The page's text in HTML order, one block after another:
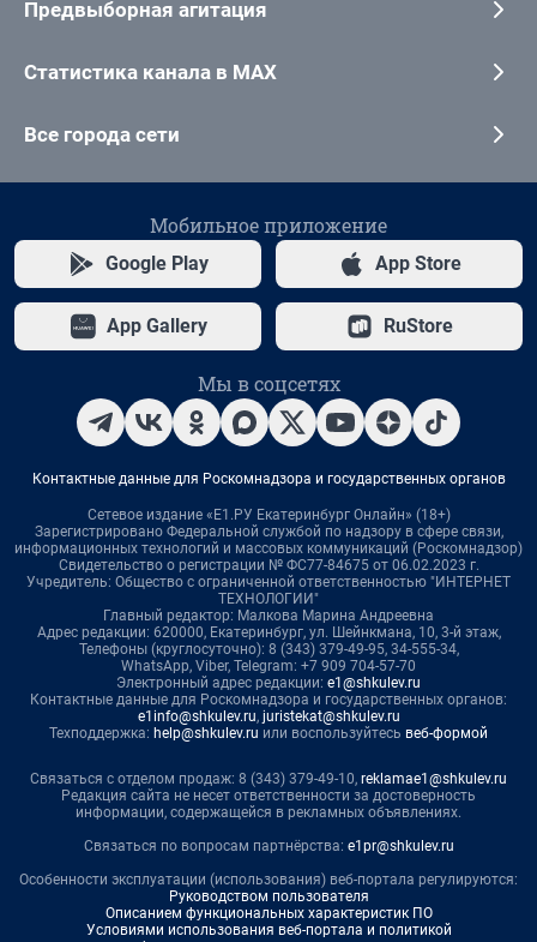
Предвыборная агитация
Статистика канала в MAX
Все города сети
Мобильное приложение
Google Play App Store
App Gallery RuStore
Мы в соцсетях
Контактные данные для Роскомнадзора и государственных органов
Сетевое издание «Е1.РУ Екатеринбург Онлайн» (18+)
Зарегистрировано Федеральной службой по надзору в сфере связи,
информационных технологий и массовых коммуникаций (Роскомнадзор)
Свидетельство о регистрации № ФС77-84675 от 06.02.2023 г.
Учредитель: Общество с ограниченной ответственностью "ИНТЕРНЕТ
ТЕХНОЛОГИИ"
Главный редактор: Малкова Марина Андреевна
Адрес редакции: 620000, Екатеринбург, ул. Шейнкмана, 10, 3-й этаж,
Телефоны (круглосуточно): 8 (343) 379-49-95, 34-555-34,
WhatsApp, Viber, Telegram: +7 909 704-57-70
Электронный адрес редакции: e1@shkulev.ru
Контактные данные для Роскомнадзора и государственных органов:
e1info@shkulev.ru, juristekat@shkulev.ru
Техподдержка: help@shkulev.ru или воспользуйтесь веб-формой
Связаться с отделом продаж: 8 (343) 379-49-10, reklamae1@shkulev.ru
Редакция сайта не несет ответственности за достоверность
информации, содержащейся в рекламных объявлениях.
Связаться по вопросам партнёрства: e1pr@shkulev.ru
Особенности эксплуатации (использования) веб-портала регулируются:
Руководством пользователя
Описанием функциональных характеристик ПО
Условиями использования веб-портала и политикой